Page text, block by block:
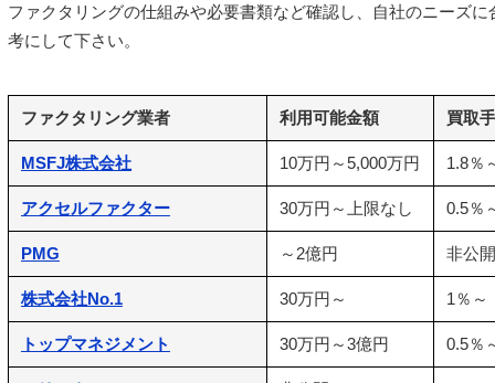
ファクタリングの仕組みや必要書類など確認し、自社のニーズ
考にして下さい。
ファクタリング業者 利用可能金額 買取
MSFJ株式会社 10万円～5,000万円 1.8％
アクセルファクター 30万円～上限なし 0.5％
PMG ～2億円 非公開
株式会社No.1 30万円～ 1％～
トップマネジメント 30万円～3億円 0.5％